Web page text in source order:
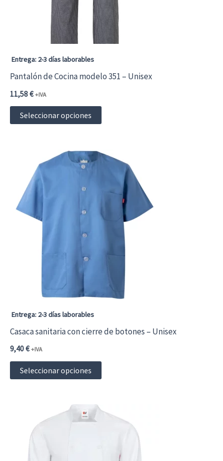
Entrega: 2-3 días laborables
Pantalón de Cocina modelo 351 – Unisex
11,58€ +IVA
Seleccionar opciones
Este
producto
múltiples
variantes.
Las
opciones
pueden
la
de
Entrega: 2-3 días laborables
Casaca sanitaria con cierre de botones – Unisex
9,40€ +IVA
Seleccionar opciones
Este
producto
múltiples